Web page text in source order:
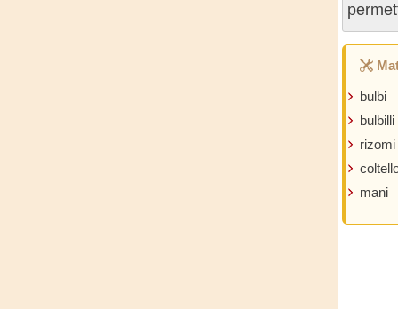
bulbi
bulbilli
rizomi
mani